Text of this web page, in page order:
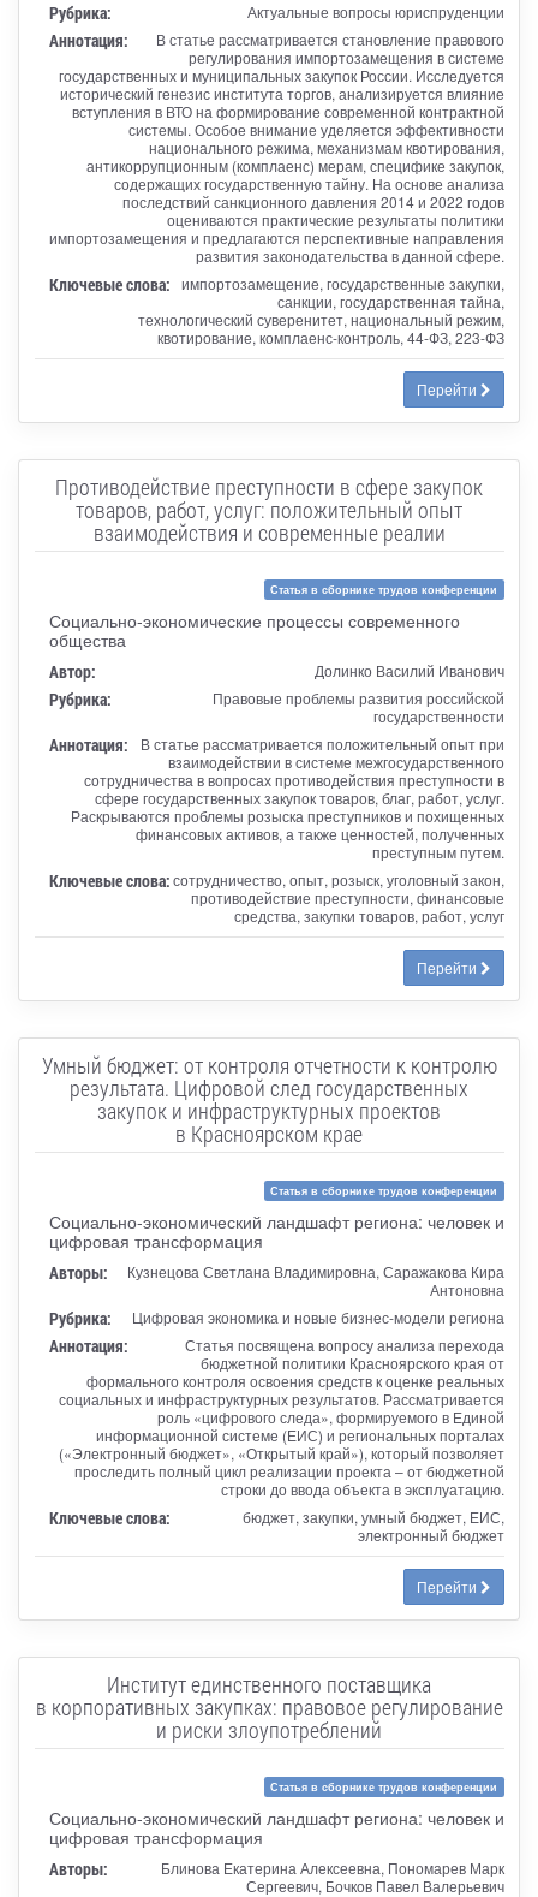
Рубрика: Актуальные вопросы юриспруденции
Аннотация:
В статье рассматривается становление правового
регулирования импортозамещения в системе
государственных и муниципальных закупок России. Исследуется
исторический генезис института торгов, анализируется влияние
вступления в ВТО на формирование современной контрактной
системы. Особое внимание уделяется эффективности
национального режима, механизмам квотирования,
антикоррупционным (комплаенс) мерам, специфике закупок,
содержащих государственную тайну. На основе анализа
последствий санкционного давления 2014 и 2022 годов
оцениваются практические результаты политики
импортозамещения и предлагаются перспективные направления
развития законодательства в данной сфере.
Ключевые слова: импортозамещение, государственные закупки,
санкции, государственная тайна,
технологический суверенитет, национальный режим,
квотирование, комплаенс-контроль, 44-ФЗ, 223-ФЗ
Перейти
Противодействие преступности в сфере закупок
товаров, работ, услуг: положительный опыт
взаимодействия и современные реалии
Статья в сборнике трудов конференции
Социально-экономические процессы современного
общества
Автор: Долинко Василий Иванович
Рубрика:
Правовые проблемы развития российской
государственности
Аннотация:
В статье рассматривается положительный опыт при
взаимодействии в системе межгосударственного
сотрудничества в вопросах противодействия преступности в
сфере государственных закупок товаров, благ, работ, услуг.
Раскрываются проблемы розыска преступников и похищенных
финансовых активов, а также ценностей, полученных
преступным путем.
Ключевые слова:сотрудничество, опыт, розыск, уголовный закон,
противодействие преступности, финансовые
средства, закупки товаров, работ, услуг
Перейти
Умный бюджет: от контроля отчетности к контролю
результата. Цифровой след государственных
закупок и инфраструктурных проектов
в Красноярском крае
Статья в сборнике трудов конференции
Социально-экономический ландшафт региона: человек и
цифровая трансформация
Авторы:
Кузнецова Светлана Владимировна, Саражакова Кира
Антоновна
Рубрика: Цифровая экономика и новые бизнес-модели региона
Аннотация:
Статья посвящена вопросу анализа перехода
бюджетной политики Красноярского края от
формального контроля освоения средств к оценке реальных
социальных и инфраструктурных результатов. Рассматривается
роль «цифрового следа», формируемого в Единой
информационной системе (ЕИС) и региональных порталах
(«Электронный бюджет», «Открытый край»), который позволяет
проследить полный цикл реализации проекта – от бюджетной
строки до ввода объекта в эксплуатацию.
Ключевые слова:
бюджет, закупки, умный бюджет, ЕИС,
электронный бюджет
Перейти
Институт единственного поставщика
в корпоративных закупках: правовое регулирование
и риски злоупотреблений
Статья в сборнике трудов конференции
Социально-экономический ландшафт региона: человек и
цифровая трансформация
Авторы:
Блинова Екатерина Алексеевна, Пономарев Марк
Сергеевич, Бочков Павел Валерьевич